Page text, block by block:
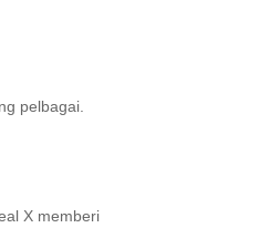
pelbagai.
X memberi